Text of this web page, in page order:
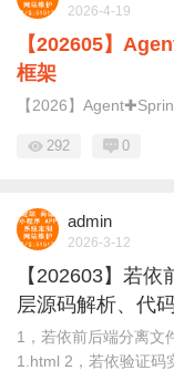
2026-4-19
【202605】
框架
【2026】
292 0
admin
2026-3-12
【202603】若
层源码解析、代
1，若依前后端分离文
1.html 2，若依验证码